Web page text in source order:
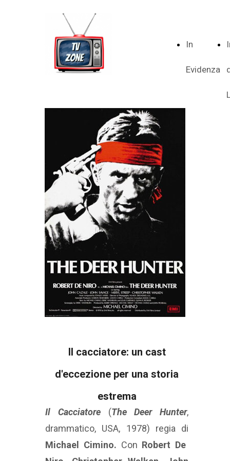
In
Evidenza
Il cacciatore: un cast
d'eccezione per una storia
estrema
Il Cacciatore (The Deer Hunter,
drammatico, USA, 1978) regia di
Michael Cimino. Con Robert De